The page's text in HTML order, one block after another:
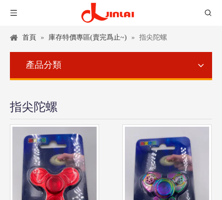
首頁 » 庫存特價專區(賣完爲止~) » 指尖陀螺
產品分類
指尖陀螺